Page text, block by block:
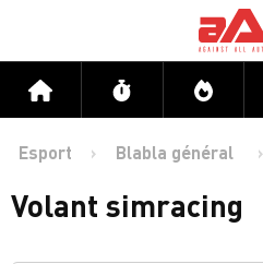
Accueil Flux Directs
Esport Blabla général
Volant simracing